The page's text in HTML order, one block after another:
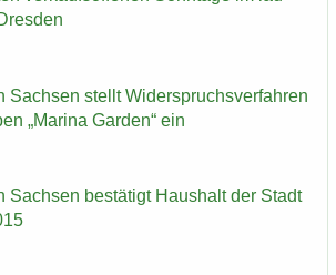
Sach­sen stellt Wi­der­spruchs­ver­fah­ren
„Ma­ri­na Gar­den“ ein
Sach­sen be­stä­tigt Haus­halt der Stadt